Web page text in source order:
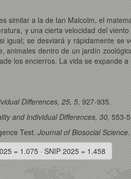
similar a la de Ian Malcolm, el
y una cierta velocidad del
igual; se desviará y rápidamente se
dentro de un jardín
los encierros. La vida se expande
Differences, 25, 5, 927-935.
and Individual Differences, 30, 553-
Test. Journal of Biosocial Science.
= 1.075 · SNIP 2025 = 1.458